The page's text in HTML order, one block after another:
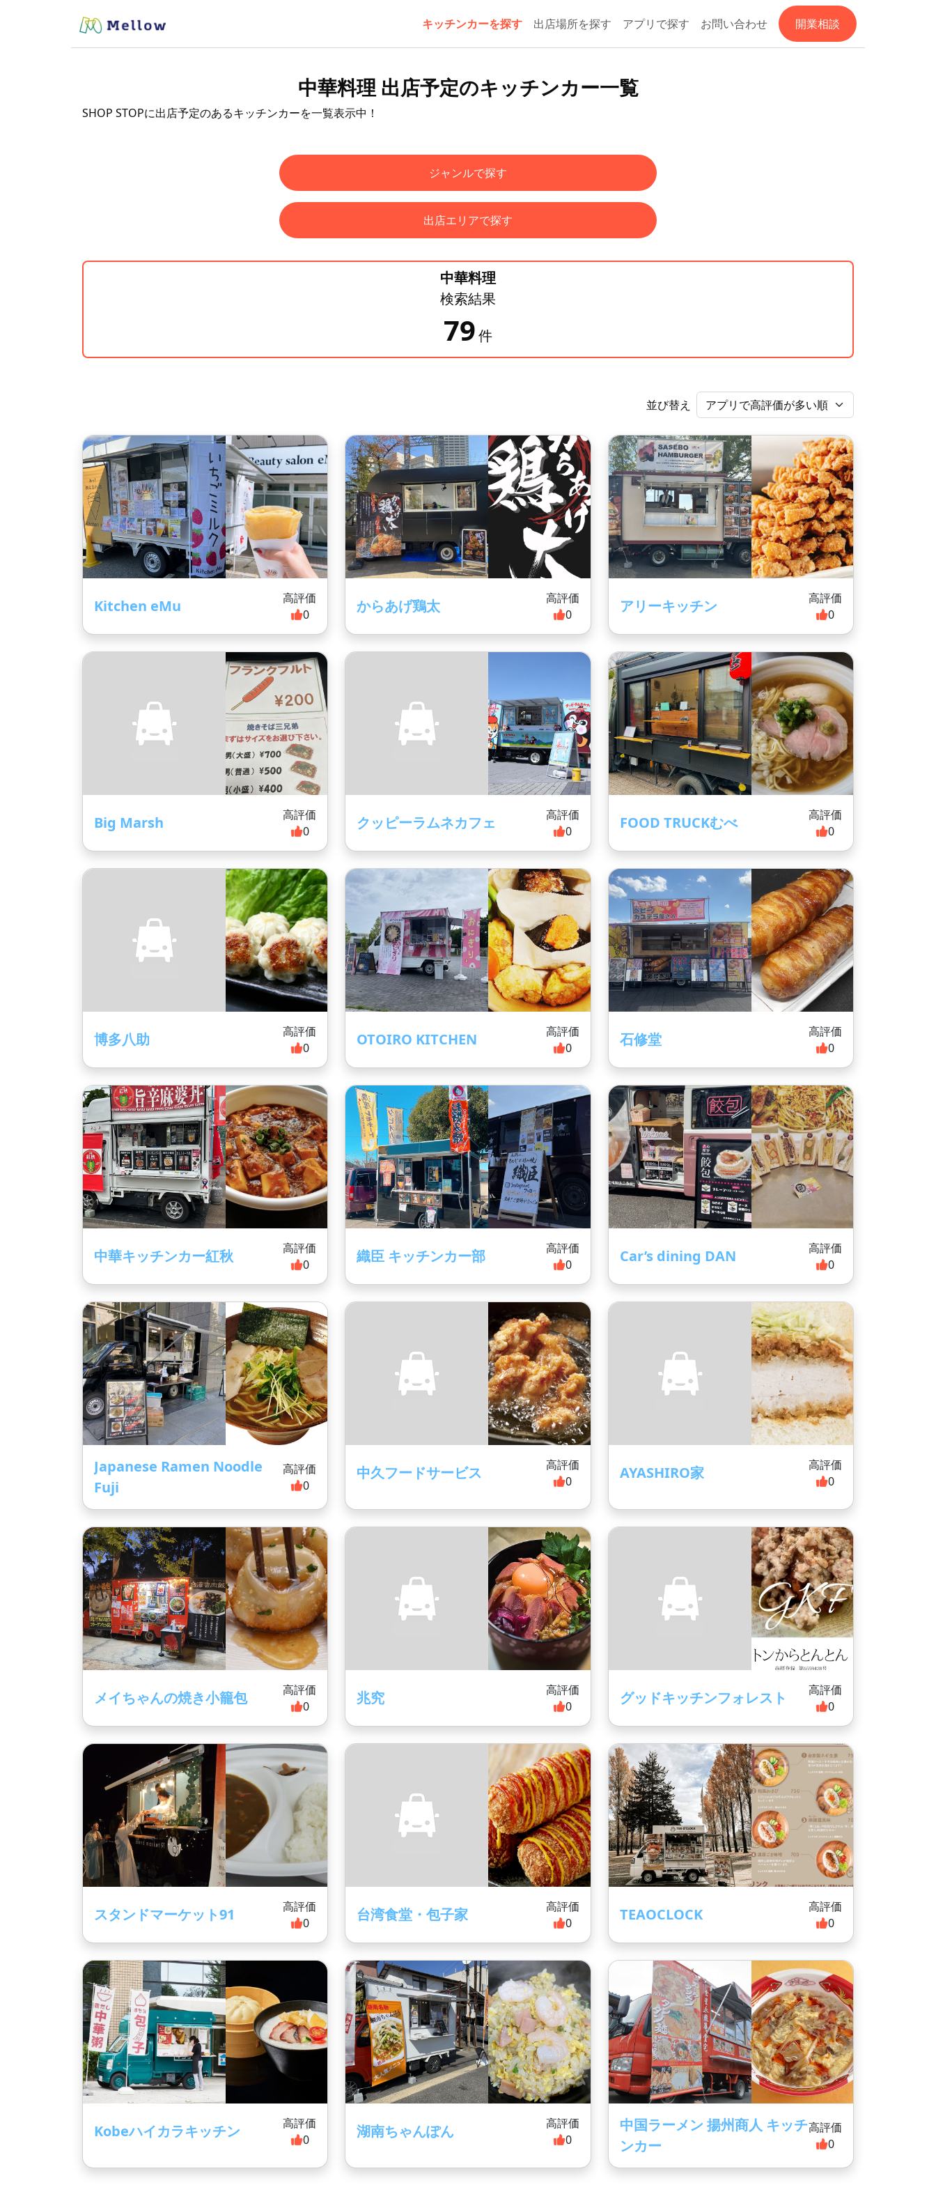
キッチンカーを探す 出店場所を探す アプリで探す お問い合わせ 開業相談
中華料理 出店予定のキッチンカー一覧
SHOP STOPに出店予定のあるキッチンカーを一覧表示中！
ジャンルで探す
出店エリアで探す
中華料理
検索結果
79件
並び替え
Kitchen eMu
高評価
0
からあげ鶏太
高評価
0
アリーキッチン
高評価
0
Big Marsh
高評価
0
クッピーラムネカフェ
高評価
0
FOOD TRUCKむべ
高評価
0
博多八助
高評価
0
OTOIRO KITCHEN
高評価
0
石修堂
高評価
0
中華キッチンカー紅秋
高評価
0
織臣 キッチンカー部
高評価
0
Car’s dining DAN
高評価
0
Japanese Ramen Noodle
Fuji
高評価
0
中久フードサービス
高評価
0
AYASHIRO家
高評価
0
メイちゃんの焼き小籠包
高評価
0
兆究
高評価
0
グッドキッチンフォレスト
高評価
0
スタンドマーケット91
高評価
0
台湾食堂・包子家
高評価
0
TEAOCLOCK
高評価
0
Kobeハイカラキッチン
高評価
0
湖南ちゃんぽん
高評価
0
中国ラーメン 揚州商人 キッチ
ンカー
高評価
0